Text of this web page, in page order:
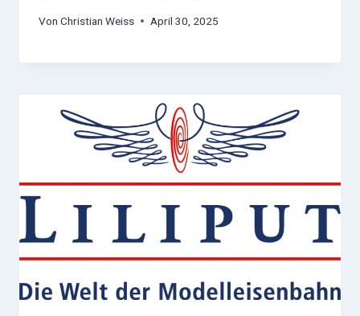
Von Christian Weiss April 30, 2025